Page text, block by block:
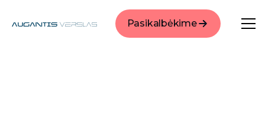
Pasikalbėkime